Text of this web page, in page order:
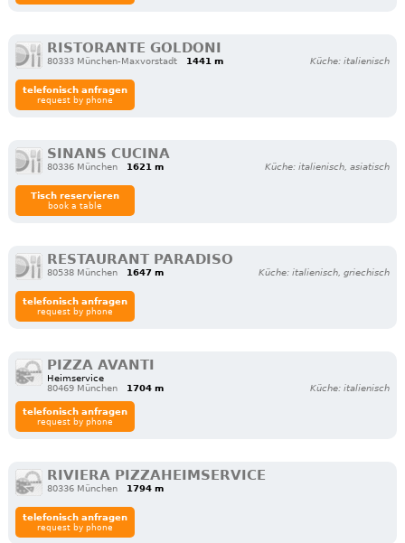
RISTORANTE GOLDONI
80333 München-Maxvorstadt 1441 m Küche: italienisch
telefonisch anfragen
request by phone
SINANS CUCINA
80336 München 1621 m Küche: italienisch, asiatisch
Tisch reservieren
book a table
RESTAURANT PARADISO
80538 München 1647 m Küche: italienisch, griechisch
telefonisch anfragen
request by phone
PIZZA AVANTI
Heimservice
80469 München
1704 m Küche: italienisch
telefonisch anfragen
request by phone
RIVIERA PIZZAHEIMSERVICE
80336 München 1794 m
telefonisch anfragen
request by phone